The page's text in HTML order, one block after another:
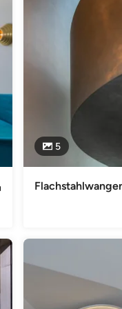
und hat sich dank
steht nicht nur für
Team in jedes Projekt
wurde METALLART
Jahr 2024 die
2022,
5